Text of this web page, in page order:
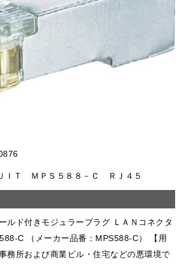
ＩＴ ＭＰＳ５８８－Ｃ ＲＪ４５
ルド付きモジュラープラグ ＬＡＮコネクタ
C （メーカー品番：MPS588-C） 【用
務所および商業ビル・住宅などの悪環境で